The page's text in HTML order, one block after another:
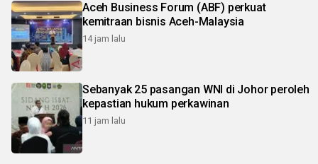
Aceh Business Forum (ABF) perkuat
kemitraan bisnis Aceh-Malaysia
14 jam lalu
Sebanyak 25 pasangan WNI di Johor peroleh
kepastian hukum perkawinan
11 jam lalu